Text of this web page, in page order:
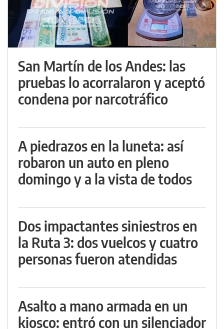
San Martín de los Andes: las
pruebas lo acorralaron y aceptó
condena por narcotráfico
A piedrazos en la luneta: así
robaron un auto en pleno
domingo y a la vista de todos
Dos impactantes siniestros en
la Ruta 3: dos vuelcos y cuatro
personas fueron atendidas
Asalto a mano armada en un
kiosco: entró con un silenciador